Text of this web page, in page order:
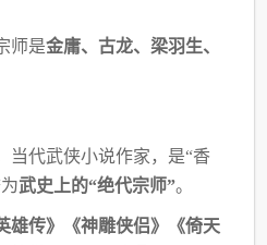
师是金庸、古龙、梁羽生、
当代武侠小说作家，是“香
武史上的“绝代宗师”。
雄传》《神雕侠侣》《倚天